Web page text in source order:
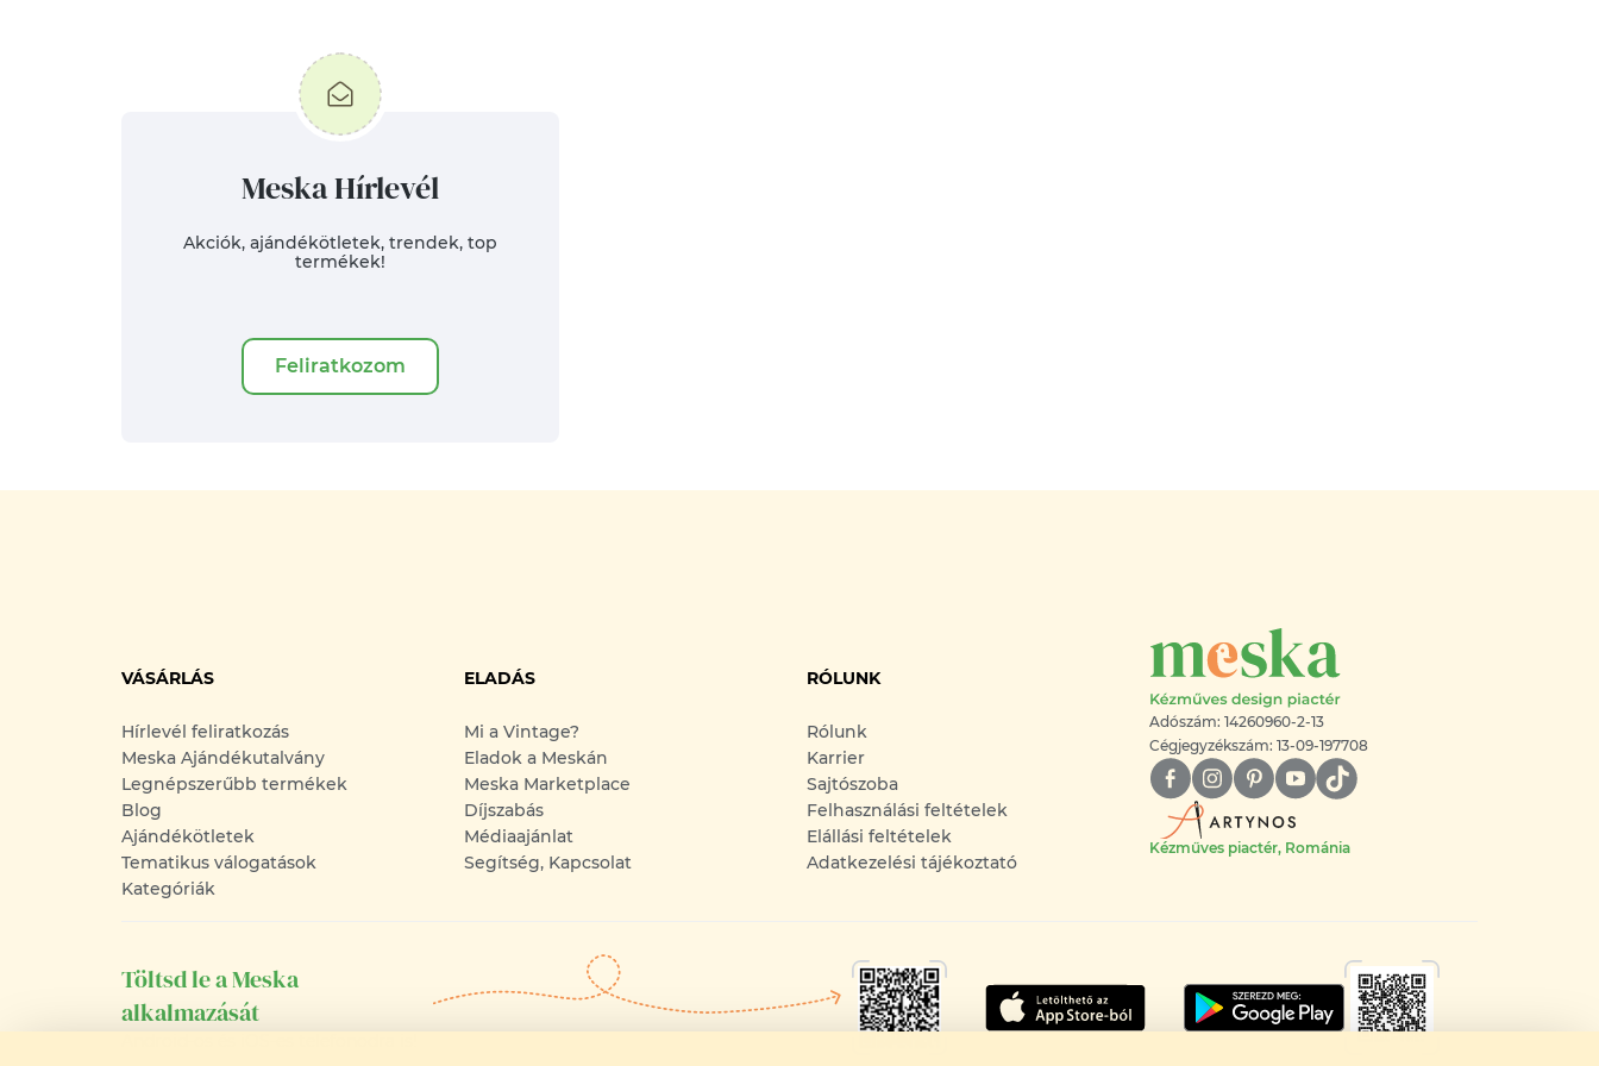
Meska Hírlevél
Akciók, ajándékötletek, trendek, top
termékek!
Feliratkozom
VÁSÁRLÁS
Hírlevél feliratkozás
Meska Ajándékutalvány
Legnépszerűbb termékek
Blog
Ajándékötletek
Tematikus válogatások
Kategóriák
ELADÁS
Mi a Vintage?
Eladok a Meskán
Meska Marketplace
Díjszabás
Médiaajánlat
Segítség, Kapcsolat
RÓLUNK
Rólunk
Karrier
Sajtószoba
Felhasználási feltételek
Elállási feltételek
Adatkezelési tájékoztató
Adószám: 14260960-2-13
Cégjegyzékszám: 13-09-197708
Kézműves piactér, Románia
Töltsd le a Meska
alkalmazását